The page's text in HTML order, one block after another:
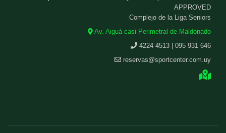
APPROVED
Complejo de la Liga Seniors
Av. Aiguá casi Perimetral de Maldonado
4224 4513 | 095 931 646
reservas@sportcenter.com.uy